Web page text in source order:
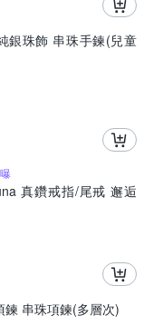
銀珠飾 串珠手鍊(兒童
真鑽戒指/尾戒 邂逅
串珠項鍊(多層次)